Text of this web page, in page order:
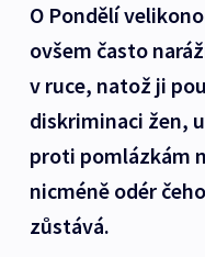
O Pondělí
ovšem často
v ruce, natož ji
diskriminaci žen,
proti pomlázkám
nicméně odér
zůstává.